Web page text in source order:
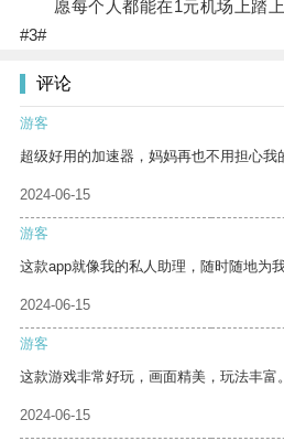
愿每个人都能在1元机场上踏上
#3#
评论
游客
超级好用的加速器，妈妈再也不用担心我
2024-06-15
游客
这款app就像我的私人助理，随时随地为
2024-06-15
游客
这款游戏非常好玩，画面精美，玩法丰富。
2024-06-15